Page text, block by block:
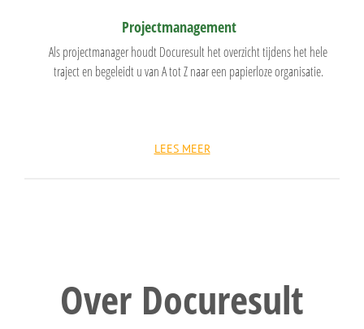
Projectmanagement
Als projectmanager houdt Docuresult het overzicht tijdens het hele
traject en begeleidt u van A tot Z naar een papierloze organisatie.
LEES MEER
Over Docuresult